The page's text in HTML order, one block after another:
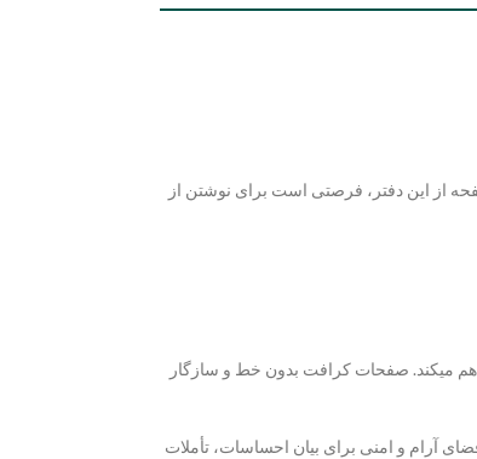
از این دفتر، فرصتی است برای نوشتن از
میکند. صفحات کرافت بدون خط و سازگار
فضای آرام و امنی برای بیان احساسات، تأملات